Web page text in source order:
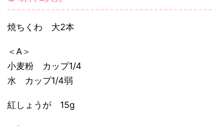
ちくわの唐揚げ
1.1 材料 2人分
1.2 作り方